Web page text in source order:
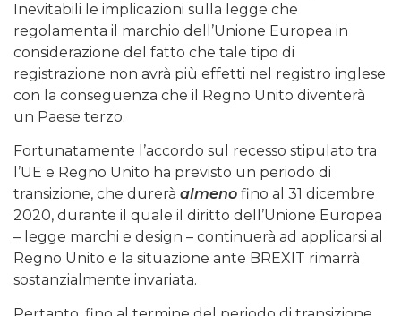
Inevitabili le implicazioni sulla legge che
regolamenta il marchio dell’Unione Europea in
considerazione del fatto che tale tipo di
registrazione non avrà più effetti nel registro inglese
con la conseguenza che il Regno Unito diventerà
un Paese terzo.
Fortunatamente l’accordo sul recesso stipulato tra
l’UE e Regno Unito ha previsto un periodo di
transizione, che durerà almeno fino al 31 dicembre
2020, durante il quale il diritto dell’Unione Europea
– legge marchi e design – continuerà ad applicarsi al
Regno Unito e la situazione ante BREXIT rimarrà
sostanzialmente invariata.